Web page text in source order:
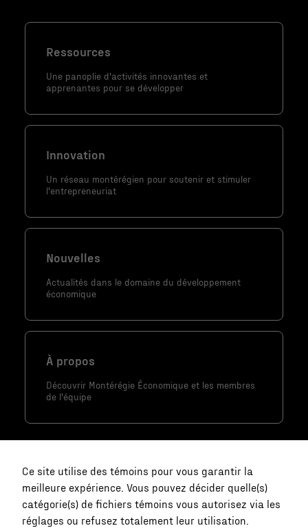
Ressources
Une panoplie d'activités innovantes et
apprenantes pour se développer
Innovation
Un réseau montérégien pour soutenir et stimuler
l'entrepreneuriat
Nouvelles
Actualités dans le domaine du développement
économique
À propos
Découvrir Montérégie Économique et les membres
de l'équipe
Ce site utilise des témoins pour vous garantir la
meilleure expérience. Vous pouvez décider quelle(s)
catégorie(s) de fichiers témoins vous autorisez via les
réglages ou refusez totalement leur utilisation.
structure du
site Web est
votre intérêt
comportement
augmentez les
voir du
contenu et